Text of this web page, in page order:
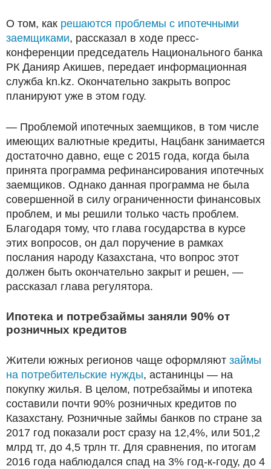
О том, как решаются проблемы с ипотечными
заемщиками, рассказал в ходе пресс-
конференции председатель Национального банка
РК Данияр Акишев, передает информационная
служба kn.kz. Окончательно закрыть вопрос
планируют уже в этом году.
— Проблемой ипотечных заемщиков, в том числе
имеющих валютные кредиты, Нацбанк занимается
достаточно давно, еще с 2015 года, когда была
принята программа рефинансирования ипотечных
заемщиков. Однако данная программа не была
совершенной в силу ограниченности финансовых
проблем, и мы решили только часть проблем.
Благодаря тому, что глава государства в курсе
этих вопросов, он дал поручение в рамках
послания народу Казахстана, что вопрос этот
должен быть окончательно закрыт и решен, —
рассказал глава регулятора.
Ипотека и потребзаймы заняли 90% от
розничных кредитов
Жители южных регионов чаще оформляют займы
на потребительские нужды, астанинцы — на
покупку жилья. В целом, потребзаймы и ипотека
составили почти 90% розничных кредитов по
Казахстану. Розничные займы банков по стране за
2017 год показали рост сразу на 12,4%, или 501,2
млрд тг, до 4,5 трлн тг. Для сравнения, по итогам
2016 года наблюдался спад на 3% год-к-году, до 4